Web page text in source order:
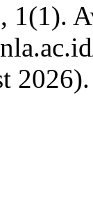
, 1(1).
2026).